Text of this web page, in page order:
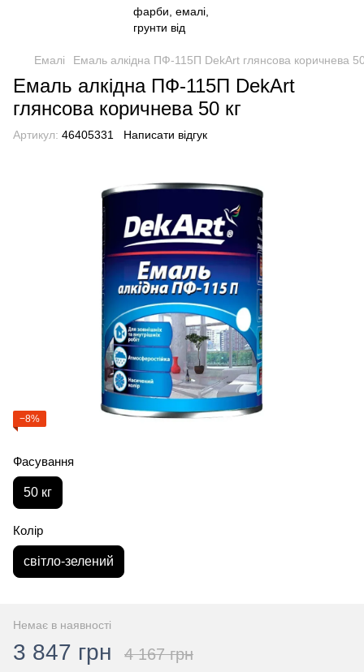
Емалі Емаль алкідна ПФ-115П DekArt глянсова коричнева
Емаль алкідна ПФ-115П DekArt
глянсова коричнева 50 кг
Артикул: 46405331 Написати відгук
−8%
Фасування
50 кг
Колір
світло-зелений
Немає в наявності
3 847 грн 4 167 грн